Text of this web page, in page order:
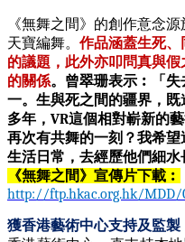
《無舞之間》的創作意念
天寶編舞。 作品涵蓋生死
的議題，此外亦叩問真與
的關係。曾翠珊表示︰「
一。生與死之間的疆界，
多年， VR這個相對嶄新的
再次有共舞的一刻？我希望
生活日常，去經歷他們細水
《無舞之間》宣傳片下載︰
http://ftp.hkac.org.hk/MDD/
獲香港藝術中心支持及監製